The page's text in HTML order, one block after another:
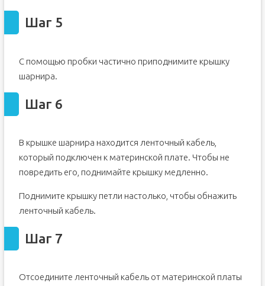
Шаг 23
Шаг 5
С помощью пробки частично приподнимите крышку
шарнира.
Шаг 6
В крышке шарнира находится ленточный кабель,
который подключен к материнской плате. Чтобы не
повредить его, поднимайте крышку медленно.
Поднимите крышку петли настолько, чтобы обнажить
ленточный кабель.
Шаг 7
Отсоедините ленточный кабель от материнской платы